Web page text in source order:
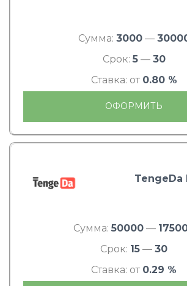
Сумма: 3000—
Срок: 5— 30
Ставка: от 0.80 %
ОФОРМИТЬ
TengeDa
Сумма: 50000—
Срок: 15 — 30
Ставка: от 0.29 %